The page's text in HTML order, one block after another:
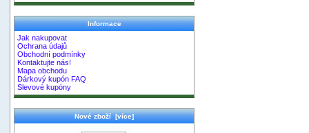
Informace
Jak nakupovat
Ochrana údajů
Obchodní podmínky
Kontaktujte nás!
Mapa obchodu
Dárkový kupón FAQ
Slevové kupóny
Nové zboží [více]